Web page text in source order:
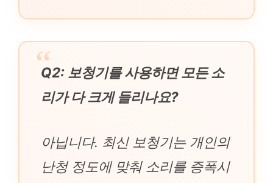
Q2: 보청기를 사용하면 모든 소
리가 다 크게 들리나요?
아닙니다. 최신 보청기는 개인의
난청 정도에 맞춰 소리를 증폭시